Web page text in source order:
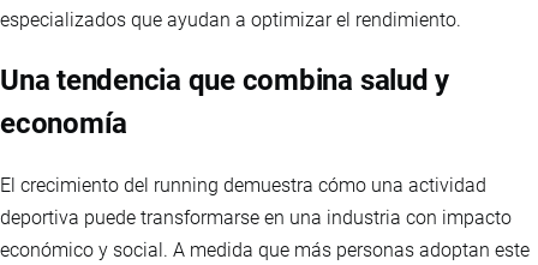
especializados que ayudan a optimizar el rendimiento.
Una tendencia que combina salud y
economía
El crecimiento del running demuestra cómo una actividad
deportiva puede transformarse en una industria con impacto
económico y social. A medida que más personas adoptan este